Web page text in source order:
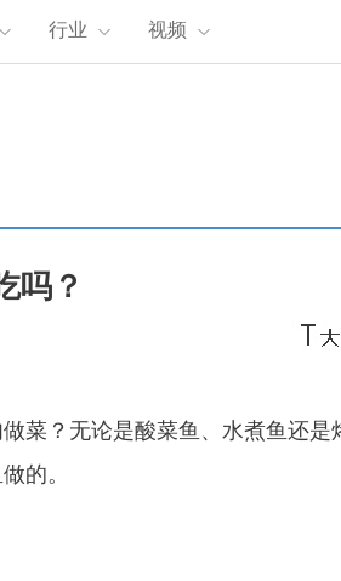
行业 视频
吗？
？无论是酸菜鱼、水煮鱼还是
的。